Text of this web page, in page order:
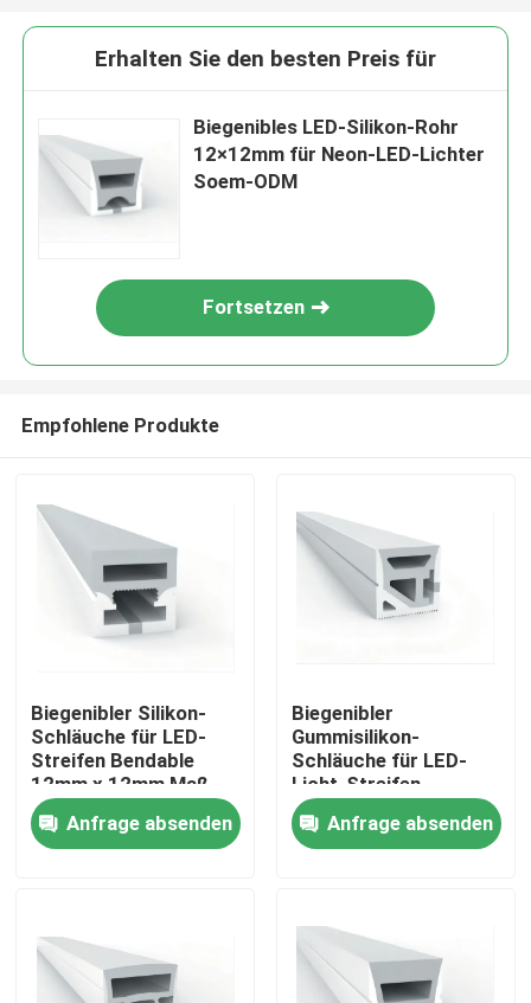
Haus
Über uns
Erhalten Sie den besten Preis für
Biegenibles LED-Silikon-Rohr
12×12mm für Neon-LED-Lichter
Soem-ODM
Fortsetzen
Empfohlene Produkte
Biegenibler Silikon-
Schläuche für LED-
Streifen Bendable
12mm x 12mm Maß
Anfrage absenden
Biegenibler
Gummisilikon-
Schläuche für LED-
Licht-Streifen
20×20mm
Anfrage absenden